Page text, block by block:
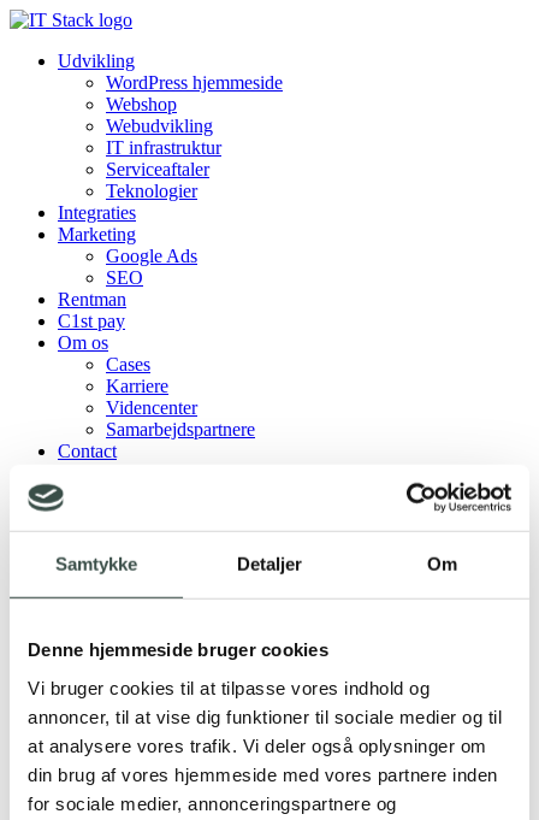
Samtykke Detaljer Om
Denne hjemmeside bruger cookies
Vi bruger cookies til at tilpasse vores indhold og
annoncer, til at vise dig funktioner til sociale medier og til
at analysere vores trafik. Vi deler også oplysninger om
din brug af vores hjemmeside med vores partnere inden
for sociale medier, annonceringspartnere og
Udvikling
WordPress hjemmeside
Webshop
Webudvikling
IT infrastruktur
Serviceaftaler
Teknologier
Integraties
Marketing
Google Ads
SEO
Rentman
C1st pay
Om os
Cases
Karriere
Videncenter
Samarbejdspartnere
Contact
Udvikling
Webshop
Webudvikling
Serviceaftaler
Integraties
Marketing
Google Ads
SEO
Rentman
C1st pay
Om os